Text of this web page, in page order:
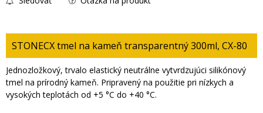
STONECX tmel na kameň transparentný 300ml, CX-80
Jednozložkový, trvalo elastický neutrálne vytvrdzujúci silikónový
tmel na prírodný kameň. Pripravený na použitie pri nízkych a
vysokých teplotách od +5 °C do +40 °C.